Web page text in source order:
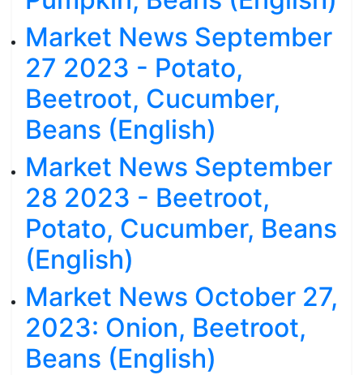
Market News September
27 2023 - Potato,
Beetroot, Cucumber,
Beans (English)
Market News September
28 2023 - Beetroot,
Potato, Cucumber, Beans
(English)
Market News October 27,
2023: Onion, Beetroot,
Beans (English)